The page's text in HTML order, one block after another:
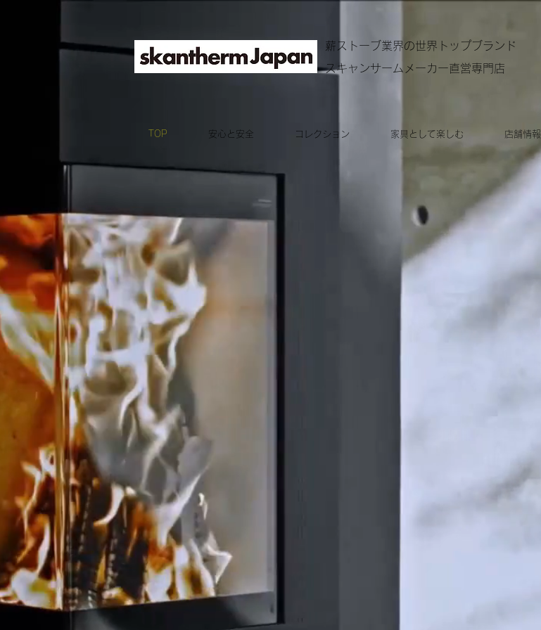
​薪ストーブ業界の世界トップブランド
​スキャンサームメーカー直営専門店
TOP 安心と安全 コレクション 家具として楽しむ 店舗情報